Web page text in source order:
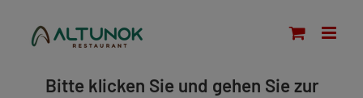
Bitte klicken Sie und gehen Sie zur